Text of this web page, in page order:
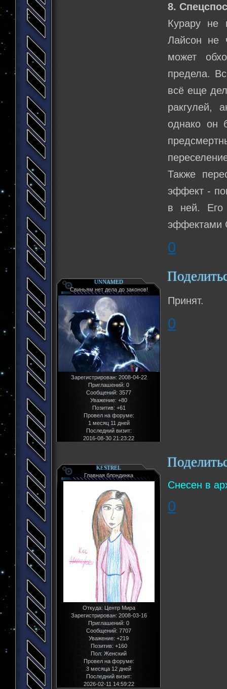
8.
Курару не
Лайсон не
может
предела.
всё еще
ракгулей,
однако он
Также
эффект -
в ней. Его
эффектами
0
UNNAMED
Свиньям нет дела до законов!
Зарегистрирован: 2008-04-22
Приглашений: 0
Сообщений: 3577
Уважение: +80
Позитив: +61
Провел на форуме:
1 месяц 11 дней
Последний визит:
2016-08-30 21:23:22
Принят.
0
KESTREL
Главная блондинка
Откуда:Центр Мира
Зарегистрирован: 2008-03-16
Приглашений: 0
Сообщений: 7707
Уважение: +219
Позитив: +160
Пол:Женский
Провел на форуме:
3 месяца 12 дней
Последний визит:
2026-02-11 14:59:22
Снесен в
0